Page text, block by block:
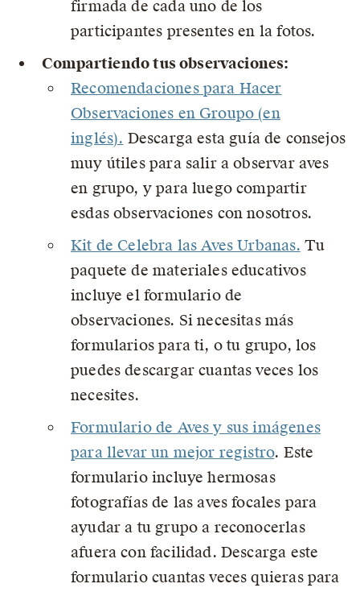
firmada de cada uno de los
participantes presentes en la fotos.
Compartiendo tus observaciones:
Recomendaciones para Hacer
Observaciones en Groupo (en
inglés). Descarga esta guía de consejos
muy útiles para salir a observar aves
en grupo, y para luego compartir
esdas observaciones con nosotros.
Kit de Celebra las Aves Urbanas. Tu
paquete de materiales educativos
incluye el formulario de
observaciones. Si necesitas más
formularios para ti, o tu grupo, los
puedes descargar cuantas veces los
necesites.
Formulario de Aves y sus imágenes
para llevar un mejor registro. Este
formulario incluye hermosas
fotografías de las aves focales para
ayudar a tu grupo a reconocerlas
afuera con facilidad. Descarga este
formulario cuantas veces quieras para